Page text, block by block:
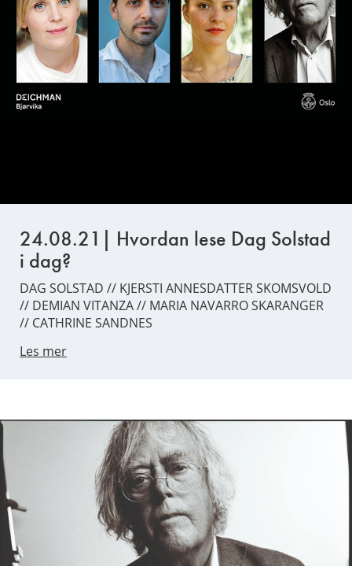
24.08.21| Hvordan lese Dag Solstad
i dag?
DAG SOLSTAD // KJERSTI ANNESDATTER SKOMSVOLD
// DEMIAN VITANZA // MARIA NAVARRO SKARANGER
// CATHRINE SANDNES
Les mer